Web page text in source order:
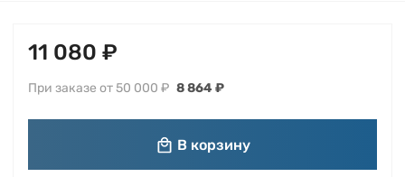
11 080 ₽
При заказе от 50 000 ₽ 8 864 ₽
В корзину